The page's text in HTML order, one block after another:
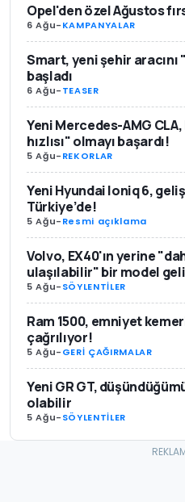
Opel'den özel Ağustos
6 Ağu-KAMPANYALAR
Smart, yeni şehir
başladı
6 Ağu-TEASER
Yeni Mercedes-AMG CLA,
hızlısı" olmayı başardı!
5 Ağu-REKORLAR
Yeni Hyundai Ioniq 6,
Türkiye’de!
5 Ağu-Resmi açıklama
Volvo, EX40'ın yerine
ulaşılabilir" bir model
5 Ağu-SÖYLENTİLER
Ram 1500, emniyet
çağrılıyor!
5 Ağu-GERİ ÇAĞIRMALAR
Yeni GR GT,
olabilir
5 Ağu-SÖYLENTİLER